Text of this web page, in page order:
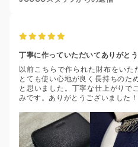
丁寧に作っていただいてありがと
以前こちらで作られた財布をいた
とても使い心地が良く長持ちのた
と思いました。丁寧な仕上がりで
みです。ありがとうございました！